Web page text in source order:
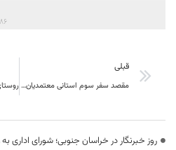
قبلی
مقصد سفر سوم استانی معتمدیان به شهرستان مرزی درمیان خواهد بود
روز خبرنگار در خراسان جنوبی؛ شورای اداری